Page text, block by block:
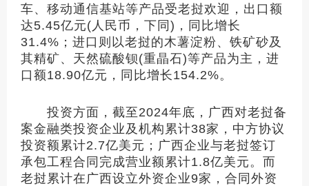
车、移动通信基站等产品受老挝欢迎，出口额
达5.45亿元(人民币，下同)，同比增长
31.4%；进口则以老挝的木薯淀粉、铁矿砂及
其精矿、天然硫酸钡(重晶石)等产品为主，进
口额18.90亿元，同比增长154.2%。
投资方面，截至2024年底，广西对老挝备
案金融类投资企业及机构累计38家，中方协议
投资额累计2.7亿美元；广西企业与老挝签订
承包工程合同完成营业额累计1.8亿美元。而
老挝累计在广西设立外资企业9家，合同外资